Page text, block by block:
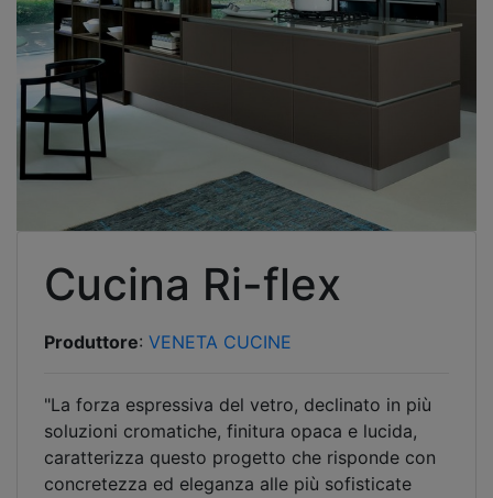
Cucina Ri-flex
Produttore: VENETA CUCINE
"La forza espressiva del vetro, declinato in più
soluzioni cromatiche, finitura opaca e lucida,
caratterizza questo progetto che risponde con
concretezza ed eleganza alle più sofisticate